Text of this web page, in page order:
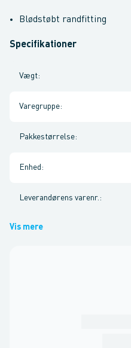
Blødstøbt randfitting
Specifikationer
Vægt:
Varegruppe:
Pakkestørrelse:
Enhed :
Leverandørens varenr. :
Vis mere